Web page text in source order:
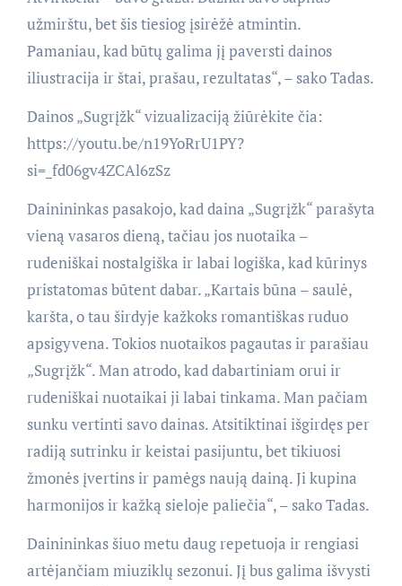
užmirštu, bet šis tiesiog įsirėžė atmintin.
Pamaniau, kad būtų galima jį paversti dainos
iliustracija ir štai, prašau, rezultatas“, – sako Tadas.
Dainos „Sugrįžk“ vizualizaciją žiūrėkite čia:
https://youtu.be/n19YoRrU1PY?
si=_fd06gv4ZCAl6zSz
Dainininkas pasakojo, kad daina „Sugrįžk“ parašyta
vieną vasaros dieną, tačiau jos nuotaika –
rudeniškai nostalgiška ir labai logiška, kad kūrinys
pristatomas būtent dabar. „Kartais būna – saulė,
karšta, o tau širdyje kažkoks romantiškas ruduo
apsigyvena. Tokios nuotaikos pagautas ir parašiau
„Sugrįžk“. Man atrodo, kad dabartiniam orui ir
rudeniškai nuotaikai ji labai tinkama. Man pačiam
sunku vertinti savo dainas. Atsitiktinai išgirdęs per
radiją sutrinku ir keistai pasijuntu, bet tikiuosi
žmonės įvertins ir pamėgs naują dainą. Ji kupina
harmonijos ir kažką sieloje paliečia“, – sako Tadas.
Dainininkas šiuo metu daug repetuoja ir rengiasi
artėjančiam miuziklų sezonui. Jį bus galima išvysti